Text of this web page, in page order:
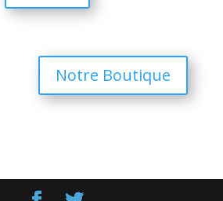
Notre Boutique